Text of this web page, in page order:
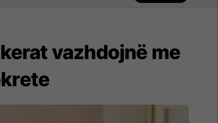
vazhdojnë me